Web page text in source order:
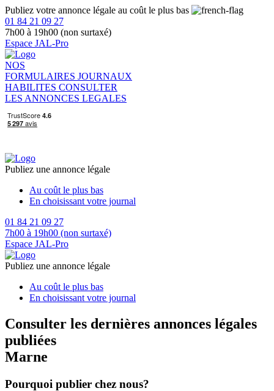
Publiez votre annonce légale au coût le plus bas
01 84 21 09 27
7h00 à 19h00 (non surtaxé)
Espace JAL-Pro
NOS
FORMULAIRES JOURNAUX
HABILITES CONSULTER
LES ANNONCES LEGALES
Publiez une annonce légale
Au coût le plus bas
En choisissant votre journal
01 84 21 09 27
7h00 à 19h00 (non surtaxé)
Espace JAL-Pro
Publiez une annonce légale
Au coût le plus bas
En choisissant votre journal
Consulter les dernières annonces légales
publiées
Marne
Pourquoi publier chez nous?